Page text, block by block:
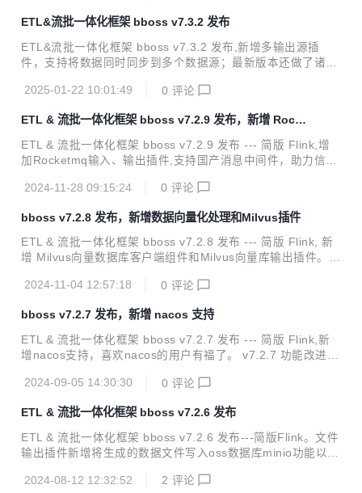
sticsearch客户端改进：Elasticsearch客户端健康检查机制、
服务节点发现机制、负载均衡容灾机制与Http-proxy微服务框
架完全合并 Elasticsearch客户端改进：Elasticsearch客户端
ETL&流批一体化框架 bboss v7.3.2 发布
ETL&流批一体化框架 bboss v7.3.2 发布,新增多输出源插
件，支持将数据同时同步到多个数据源；最新版本还做了诸多
体验。 v7.3.2 功能改进 数据采集功能扩展：增加多输出插
进：优化文件输出插件文件切割机制，优化输出记录数据buff
er机制，提升数据文件生成性能 数据采集功能改进：作业任务
完成回调处理配置管理优化 数据采集功能改进：优化作业停止
逻辑 Kafka客户端组件改进：优化消费组件事务管理机制 Jso
n组件改进：增加不关闭writer的json序列化方法，提供更加优
2025-01-22 10:01:49 0 评论
ETL & 流批一体化框架 bboss v7.2.9 发布，新增 Rocke
tmq 支持
ETL & 流批一体化框架 bboss v7.2.9 发布 --- 简版 Flink,增
加Rocketmq输入、输出插件,支持国产消息中间件，助力信创
件，为向量数据库Milvus提供数据迁移和导入导出能力。 v7.
据，支持同时设置多个topic主题，指定消息消费位置等参数；
可以使用各种输出插件输出经过加工处理后的消息数据。 新增
Rocketmq输出插件：从各种数据来源采集数据，经过加工处
mq 增...
2024-11-28 09:15:24 0 评论
bboss v7.2.8 发布，新增数据向量化处理和Milvus插件
ETL & 流批一体化框架 bboss v7.2.8 发布 --- 简版 Flink, 新
增 Milvus向量数据库客户端组件和Milvus向量库输出插件。 v
出插件，支持在数据处理时，调用向量模型服务，对数据进行
le="margin-left:0; margin-right:0">使用参考文档：<a href
="https://esdoc.bbossgroups.com/#/datatran-plugins?id=_
212-milvus%e5%90%91%e...
2024-11-04 12:57:18 0 评论
bboss v7.2.7 发布，新增 nacos 支持
ETL & 流批一体化框架 bboss v7.2.7 发布 --- 简版 Flink,新
增nacos支持，喜欢nacos的用户有福了。 v7.2.7 功能改进 ht
于nacos服务发现功能 es客户端改进：增加nacos配置中心支
源停止后，相应的ClientInterface api抛出es数据源停止异
常；数据源重启后，相应的ClientInterface api即可恢复正常
调用，提供相应的测试用例CustormInitAndBoot1 基础框架改
2024-09-05 14:30:30 0 评论
ETL & 流批一体化框架 bboss v7.2.6 发布
ETL & 流批一体化框架 bboss v7.2.6 发布---简版Flink。文件
输出插件新增将生成的数据文件写入oss数据库minio功能以及
Postgresql分页查询失败问题 功能改进：将框架中部分缓存功
2024-08-12 12:32:52 2 评论